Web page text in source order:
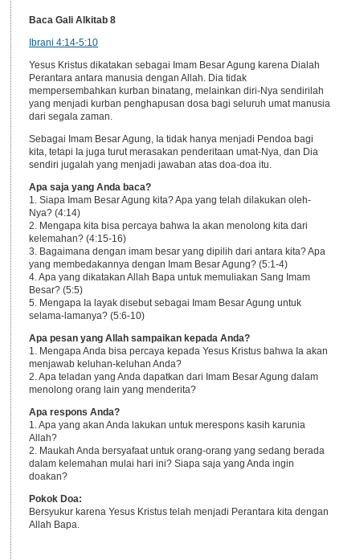
Baca Gali Alkitab 8
Ibrani 4:14-5:10
Yesus Kristus dikatakan sebagai Imam Besar Agung karena Dialah
Perantara antara manusia dengan Allah. Dia tidak
mempersembahkan kurban binatang, melainkan diri-Nya sendirilah
yang menjadi kurban penghapusan dosa bagi seluruh umat manusia
dari segala zaman.
Sebagai Imam Besar Agung, Ia tidak hanya menjadi Pendoa bagi
kita, tetapi Ia juga turut merasakan penderitaan umat-Nya, dan Dia
sendiri jugalah yang menjadi jawaban atas doa-doa itu.
Apa saja yang Anda baca?
1. Siapa Imam Besar Agung kita? Apa yang telah dilakukan oleh-
Nya? (4:14)
2. Mengapa kita bisa percaya bahwa Ia akan menolong kita dari
kelemahan? (4:15-16)
3. Bagaimana dengan imam besar yang dipilih dari antara kita? Apa
yang membedakannya dengan Imam Besar Agung? (5:1-4)
4. Apa yang dikatakan Allah Bapa untuk memuliakan Sang Imam
Besar? (5:5)
5. Mengapa Ia layak disebut sebagai Imam Besar Agung untuk
selama-lamanya? (5:6-10)
Apa pesan yang Allah sampaikan kepada Anda?
1. Mengapa Anda bisa percaya kepada Yesus Kristus bahwa Ia akan
menjawab keluhan-keluhan Anda?
2. Apa teladan yang Anda dapatkan dari Imam Besar Agung dalam
menolong orang lain yang menderita?
Apa respons Anda?
1. Apa yang akan Anda lakukan untuk merespons kasih karunia
Allah?
2. Maukah Anda bersyafaat untuk orang-orang yang sedang berada
dalam kelemahan mulai hari ini? Siapa saja yang Anda ingin
doakan?
Pokok Doa:
Bersyukur karena Yesus Kristus telah menjadi Perantara kita dengan
Allah Bapa.